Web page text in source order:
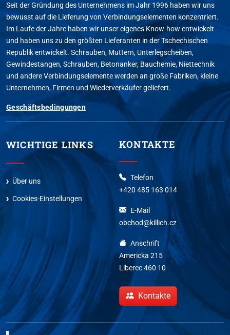
Seit der Gründung des Unternehmens im Jahr 1996 haben wir uns
bewusst auf die Lieferung von Verbindungselementen konzentriert.
Im Laufe der Jahre haben wir unser eigenes Know-how entwickelt
und haben uns zu den größten Lieferanten in der Tschechischen
Republik entwickelt. Schrauben, Muttern, Unterlegscheiben,
Gewindestangen, Schrauben, Betonanker, Bauchemie, Niettechnik
und andere Verbindungselemente werden an große Fabriken, kleine
Unternehmen, Firmen und Wiederverkäufer geliefert.
Geschäftsbedingungen
WICHTIGE LINKS
Über uns
Cookies-Einstellungen
KONTAKTE
Telefon
+420 485 163 014
E-Mail
obchod@killich.cz
Anschrift
Americka 215
Liberec 460 10
Kontakte